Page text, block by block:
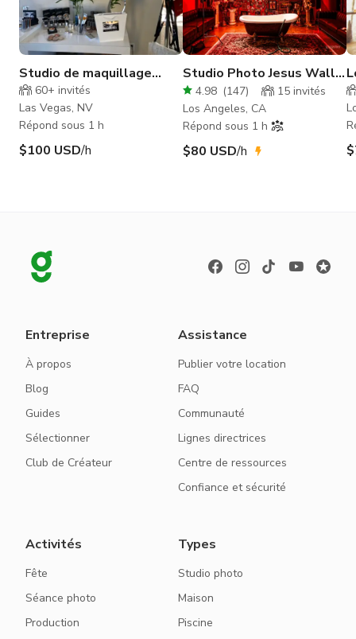
Studio de maquillage
Beauté et Glamour
60+ invités
Las Vegas, NV
Répond sous 1 h
$100 USD/h
Studio Photo Jesus Wall
Icon Avec Décors Colorés
4.98 (147) 15 invités
Los Angeles, CA
Répond sous 1 h
$80 USD/h
Entreprise
À propos
Blog
Guides
Sélectionner
Club de Créateur
Assistance
Publier votre location
FAQ
Communauté
Lignes directrices
Centre de ressources
Confiance et sécurité
Activités
Fête
Séance photo
Production
Types
Studio photo
Maison
Piscine